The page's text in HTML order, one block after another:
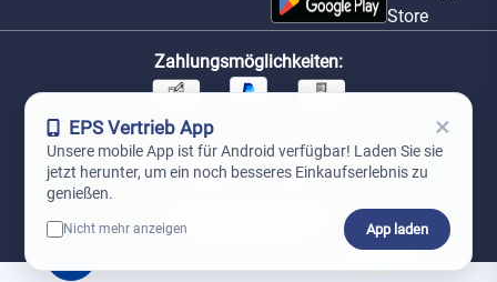
Zahlungsmöglichkeiten:
Unsere Versandpartner:
EPS Vertrieb App ×
Unsere mobile App ist für Android verfügbar! Laden Sie sie
jetzt herunter, um ein noch besseres Einkaufserlebnis zu
genießen.
Nicht mehr anzeigen App laden